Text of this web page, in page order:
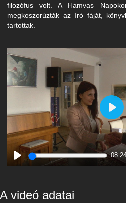
filozófus volt. A Hamvas
megkoszorúzták az író fáját,
tartottak.
Play
Play
A videó adatai